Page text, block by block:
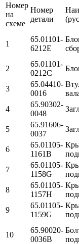
Номер
на
схеме
Номер
детали
1
65.01101-
6212E
2
65.01101-
0212C
3
65.04410-
0016
4
65.90302-
0048
5
65.91606-
0037
6
65.01105-
1161B
7
65.01105-
1158G
8
65.01105-
1157H
9
65.01105-
1159G
10
65.90020-
0036B